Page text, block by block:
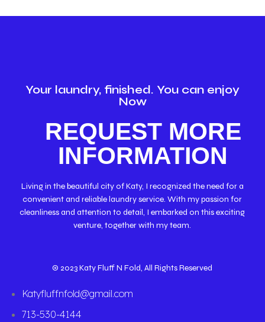
Your laundry, finished. You can enjoy
Now
REQUEST MORE
INFORMATION
Living in the beautiful city of Katy, I recognized the need for a
convenient and reliable laundry service. With my passion for
cleanliness and attention to detail, I embarked on this exciting
venture, together with my team.
© 2023 Katy Fluff N Fold, All Rights Reserved
Katyfluffnfold@gmail.com
713-530-4144